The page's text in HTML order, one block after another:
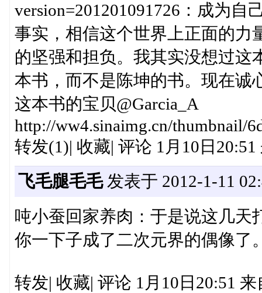
version=201201091726：成为
事实，相信这个世界上正面的力
的坚强和担负。我其实没想过这
本书，而不是陈坤的书。现在诚
这本书的宝贝@Garcia_A
http://ww4.sinaimg.cn/thumbnail/
转发(1)| 收藏| 评论 1月10日
飞毛腿毛毛发表于 2012-1-11
吨小蚕回家养肉：于是说这几天
你一下子成了二次元界的偶像了
转发| 收藏| 评论 1月10日20:51